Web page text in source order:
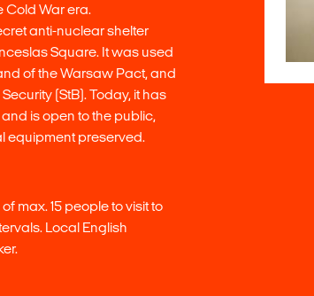
Cold War era.
anti-nuclear shelter
Square. It was used
of the Warsaw Pact, and
(StB). Today, it has
is open to the public,
equipment preserved.
max. 15 people to visit to
Local English